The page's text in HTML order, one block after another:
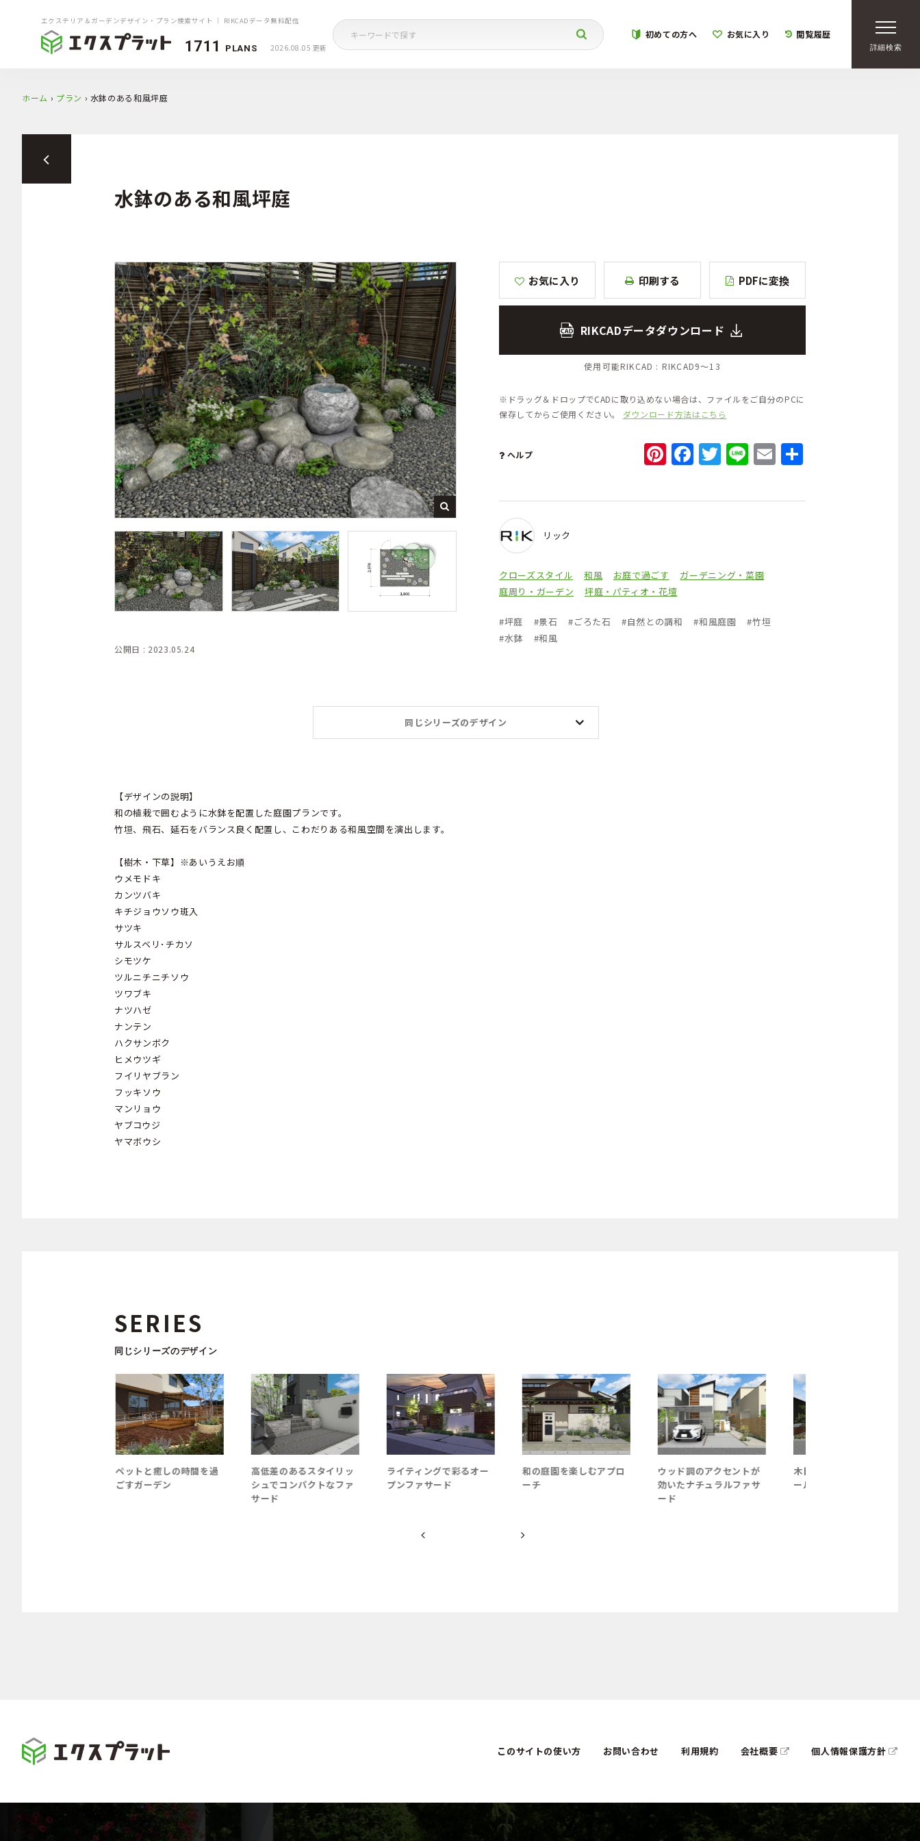
詳細検索
エクステリア＆ガーデンデザイン・プラン検索サイト ｜ RIKCADデータ無料配信
1711 PLANS 2026.08.05 更新
初めての方へ お気に入り 閲覧履歴
ホーム › プラン › 水鉢のある和風坪庭
水鉢のある和風坪庭
公開日 : 2023.05.24
お気に入り 印刷する PDFに変換
RIKCADデータダウンロード
使用可能RIKCAD : RIKCAD9～13
※ドラッグ＆ドロップでCADに取り込めない場合は、ファイルをご自分のPCに
保存してからご使用ください。 ダウンロード方法はこちら
ヘルプ Pinterest
Facebook
Twitter
LineEmail
リック
クローズスタイル 和風 お庭で過ごす
ガーデニング・菜園
庭周り・ガーデン
坪庭・パティオ・花壇
#坪庭 #景石 #ごろた石 #自然との調和 #和風庭園 #竹垣
#水鉢 #和風
同じシリーズのデザイン
【デザインの説明】
和の植栽で囲むように水鉢を配置した庭園プランです。
竹垣、飛石、延石をバランス良く配置し、こわだりある和風空間を演出します。
【樹木・下草】※あいうえお順
ウメモドキ
カンツバキ
キチジョウソウ斑入
サツキ
サルスベリ･チカソ
シモツケ
ツルニチニチソウ
ツワブキ
ナツハゼ
ナンテン
ハクサンボク
ヒメウツギ
フイリヤブラン
フッキソウ
マンリョウ
ヤブコウジ
ヤマボウシ
SERIES
同じシリーズのデザイン
ペットと癒しの時間を過
ごすガーデン
高低差のあるスタイリッ
シュでコンパクトなファ
サード
ライティングで彩るオー
プンファサード
和の庭園を楽しむアプロ
ーチ
ウッド調のアクセントが
効いたナチュラルファサ
ード
木目の門柱が引き立つク
ールなファサード
このサイトの使い方 お問い合わせ 利用規約 会社概要 個人情報保護方針